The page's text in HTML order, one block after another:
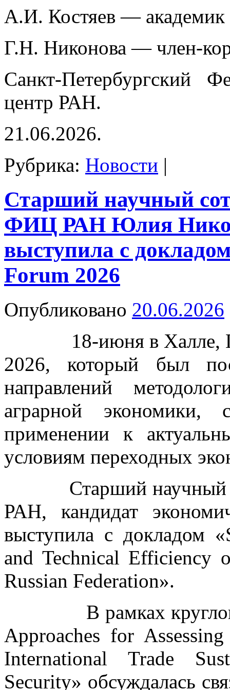
А.И. Костяев —
Г.Н. Никонова — член-
Санкт-Петербургский
центр РАН.
21.06.2026.
Рубрика: Новости |
Старший научный
ФИЦ РАН Юлия
выступила с
Forum 2026
Опубликовано 20.06.2026
18-июня в Халле,
2026, который был
направлений
аграрной
применении к
условиям переходных
Старший научный
РАН, кандидат
выступила с докладом
and Technical Efficiency
Russian Federation».
В рамках круглого
Approaches for
International Trade
Security» обсуждалась